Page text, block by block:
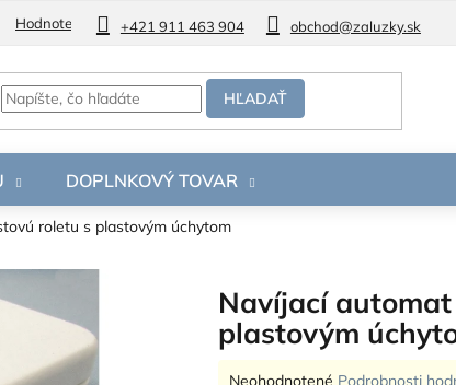
+421 911 463 904 obchod@zaluzky.sk
Hodnotenie obchodu
HĽADAŤ
DOPLNKOVÝ TOVAR
roletu s plastovým úchytom
Navíjací
plastovým
Priemerné